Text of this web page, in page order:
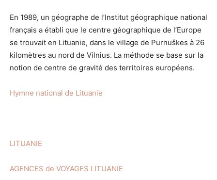
En 1989, un géographe de l’Institut géographique national
français a établi que le centre géographique de l’Europe
se trouvait en Lituanie, dans le village de Purnuškes à 26
kilomètres au nord de Vilnius. La méthode se base sur la
notion de centre de gravité des territoires européens.
Hymne national de Lituanie
LITUANIE
AGENCES de VOYAGES LITUANIE